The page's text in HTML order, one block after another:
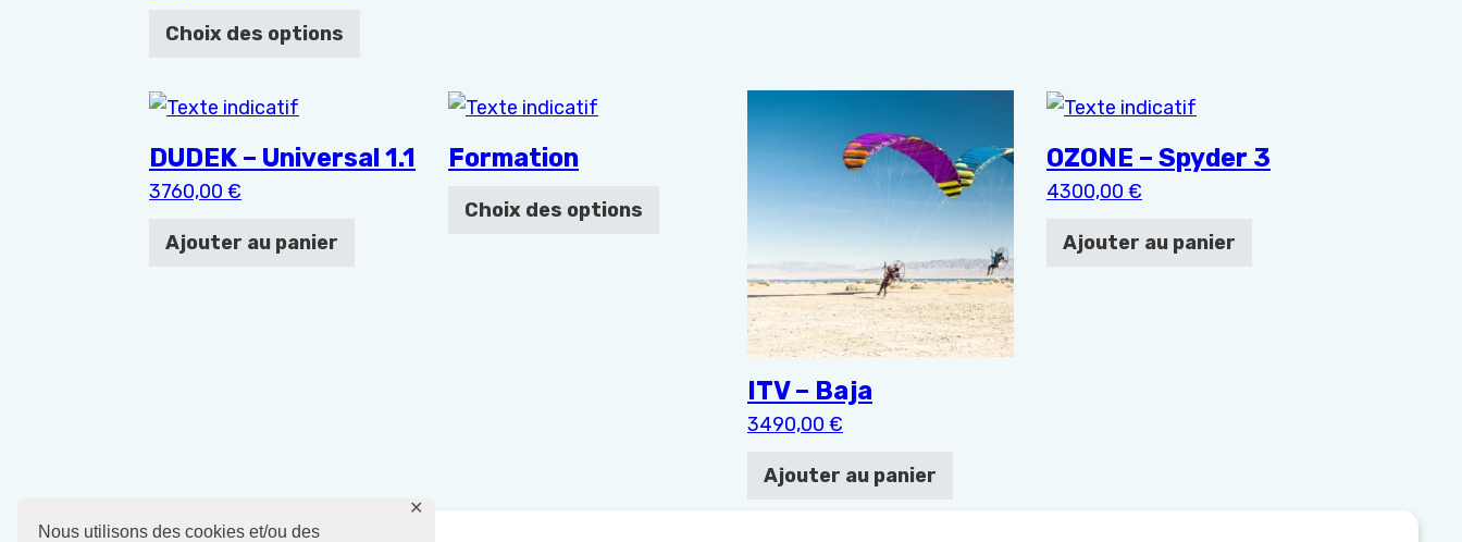
Nous utilisons des cookies et/ou des
✕
Choix des options
DUDEK – Universal 1.1
3760,00 €
Ajouter au panier
Formation
Choix des options
Ce produit a plusieurs variations. Les options peuvent être choisies sur la page du produit
ITV – Baja
3490,00 €
Ajouter au panier
OZONE – Spyder 3
4300,00 €
Ajouter au panier